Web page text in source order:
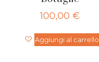
100,00 €
Aggiungi al carrello